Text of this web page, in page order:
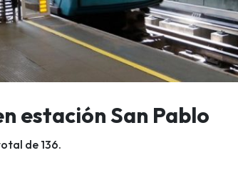
estación San Pablo
de 136.